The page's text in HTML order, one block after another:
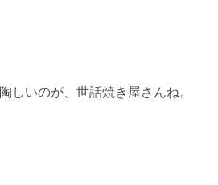
しいのが、世話焼き屋さんね。